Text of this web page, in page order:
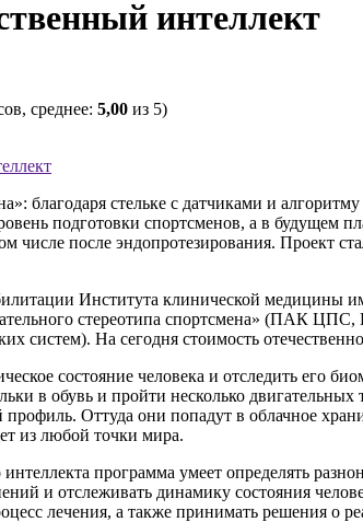
интеллект
среднее: 5,00 из 5)
стельке с датчиками и
подготовки спортсменов, а в будущем
после эндопротезирования. Проект
Института клинической медицины
стереотипа спортсмена» (ПАК ЦПС,
На сегодня стоимость
состояние человека и отследить его
в обувь и пройти несколько
Оттуда они попадут в облачное
из любой точки мира.
программа умеет определять
и отслеживать динамику состояния
лечения, а также принимать решения о